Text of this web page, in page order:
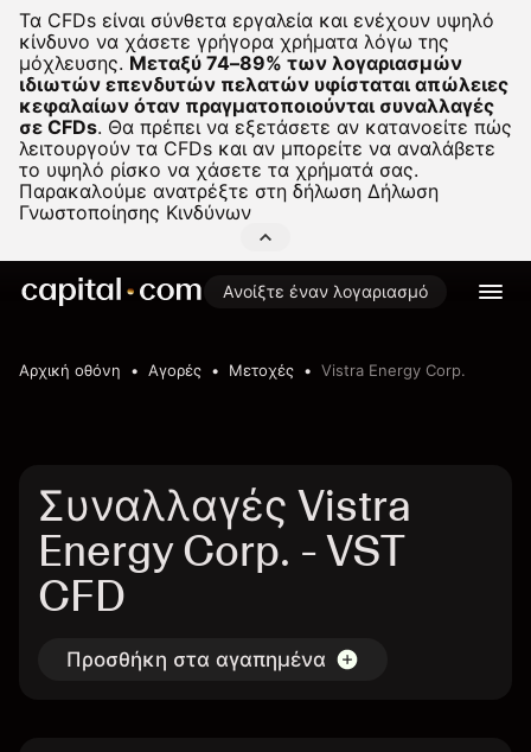
Τα CFDs είναι σύνθετα εργαλεία και ενέχουν υψηλό
κίνδυνο να χάσετε γρήγορα χρήματα λόγω της
μόχλευσης. Μεταξύ 74–89% των λογαριασμών
ιδιωτών επενδυτών πελατών υφίσταται απώλειες
κεφαλαίων όταν πραγματοποιούνται συναλλαγές
σε CFDs. Θα πρέπει να εξετάσετε αν κατανοείτε πώς
λειτουργούν τα CFDs και αν μπορείτε να αναλάβετε
το υψηλό ρίσκο να χάσετε τα χρήματά σας.
Παρακαλούμε ανατρέξτε στη δήλωση Δήλωση
Γνωστοποίησης Κινδύνων
Ανοίξτε έναν λογαριασμό
Αρχική οθόνη Αγορές Μετοχές Vistra Energy Corp.
Συναλλαγές Vistra
Energy Corp. - VST
CFD
Προσθήκη στα αγαπημένα